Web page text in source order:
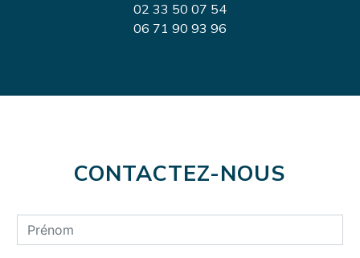
02 33 50 07 54
06 71 90 93 96
CONTACTEZ-NOUS